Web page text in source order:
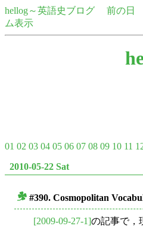
hellog～英語史ブログ 前の日
ム表示
01 02 03 04 05 06 07 08 09 10 11
2010-05-22 Sat
#390. Cosmopolitan
[2009-09-27-1]の記事で，